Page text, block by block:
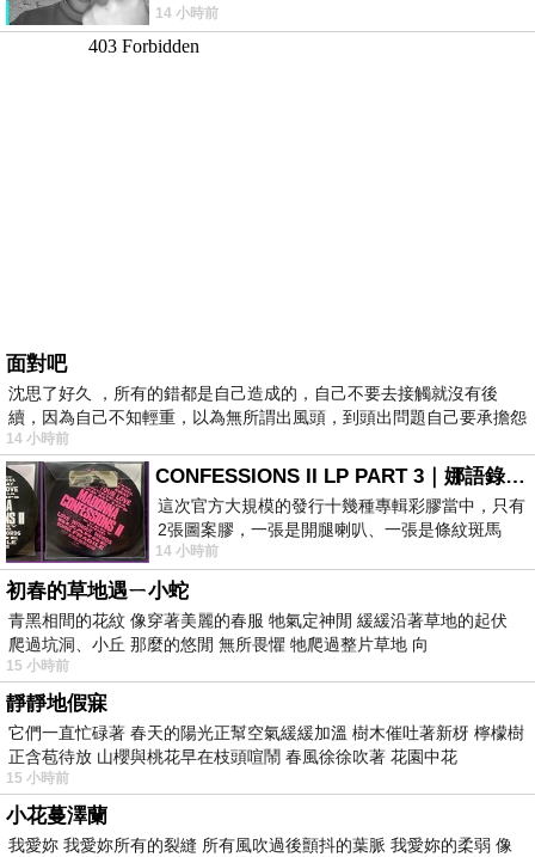
理家務，職業不分高低貴賤，只有人品才
14 小時前
面對吧
沈思了好久 ，所有的錯都是自己造成的，自己不要去接觸就沒有後
續，因為自己不知輕重，以為無所謂出風頭，到頭出問題自己要承擔怨
不
14 小時前
CONFESSIONS II LP PART 3｜娜語錄II LP PART 3
這次官方大規模的發行十幾種專輯彩膠當中，只有
2張圖案膠，一張是開腿喇叭、一張是條紋斑馬
版；目前官網上只剩澳洲商店AU STORE
14 小時前
初春的草地遇ㄧ小蛇
青黑相間的花紋 像穿著美麗的春服 牠氣定神閒 緩緩沿著草地的起伏
爬過坑洞、小丘 那麼的悠閒 無所畏懼 牠爬過整片草地 向
15 小時前
靜靜地假寐
它們一直忙碌著 春天的陽光正幫空氣緩緩加溫 樹木催吐著新枒 檸檬樹
正含苞待放 山櫻與桃花早在枝頭喧鬧 春風徐徐吹著 花園中花
15 小時前
小花蔓澤蘭
我愛妳 我愛妳所有的裂縫 所有風吹過後顫抖的葉脈 我愛妳的柔弱 像